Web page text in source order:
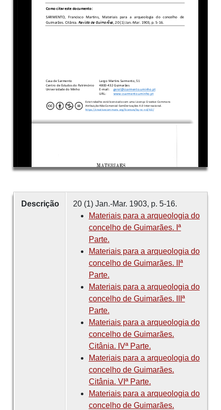
Descrição
20 (1) Jan.-Mar. 1903, p. 5-16.
Materiais para a arqueologia do
concelho de Guimarães. Iª
Parte.
Materiais para a arqueologia do
concelho de Guimarães. IIª
Parte.
Materiais para a arqueologia do
concelho de Guimarães. IIIª
Parte.
Materiais para a arqueologia do
concelho de Guimarães.
Citânia. IVª Parte.
Materiais para a arqueologia do
concelho de Guimarães.
Citânia. VIª Parte.
Materiais para a arqueologia do
concelho de Guimarães.